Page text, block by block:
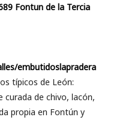
Fontun de la Tercia
embutidoslapradera
típicos de León:
curada de chivo, lacón,
propia en Fontún y